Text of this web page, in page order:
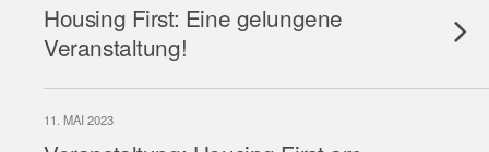
Housing First: Eine gelungene
Veranstaltung!
11. MAI 2023